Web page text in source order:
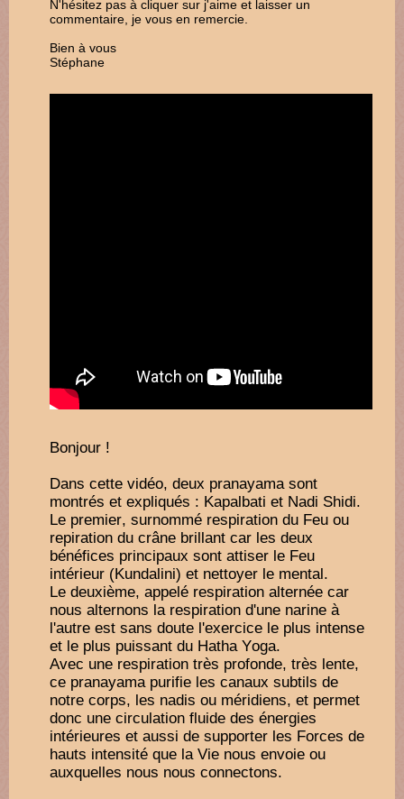
N'hésitez pas à cliquer sur j'aime et laisser un
commentaire, je vous en remercie.
Bien à vous
Stéphane
Bonjour !
Dans cette vidéo, deux pranayama sont
montrés et expliqués : Kapalbati et Nadi Shidi.
Le premier, surnommé respiration du Feu ou
repiration du crâne brillant car les deux
bénéfices principaux sont attiser le Feu
intérieur (Kundalini) et nettoyer le mental.
Le deuxième, appelé respiration alternée car
nous alternons la respiration d'une narine à
l'autre est sans doute l'exercice le plus intense
et le plus puissant du Hatha Yoga.
Avec une respiration très profonde, très lente,
ce pranayama purifie les canaux subtils de
notre corps, les nadis ou méridiens, et permet
donc une circulation fluide des énergies
intérieures et aussi de supporter les Forces de
hauts intensité que la Vie nous envoie ou
auxquelles nous nous connectons.